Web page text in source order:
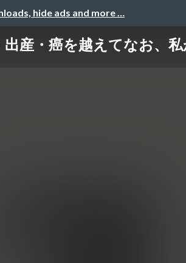
hide ads and more …
産・癌を越えてなお、